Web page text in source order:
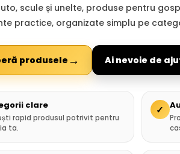
scule și unelte, produse pentru
practice, organizate simplu pe
produsele → Ai nevoie de
clare
rapid produsul potrivit pentru
ta.
✓